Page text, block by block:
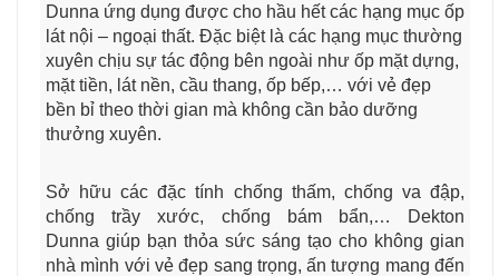
Dunna ứng dụng được cho hầu hết các hạng mục ốp
lát nội – ngoại thất. Đặc biệt là các hạng mục thường
xuyên chịu sự tác động bên ngoài như ốp mặt dựng,
mặt tiền, lát nền, cầu thang, ốp bếp,… với vẻ đẹp
bền bỉ theo thời gian mà không cần bảo dưỡng
thưởng xuyên.
Sở hữu các đặc tính chống thấm, chống va đập,
chống trầy xước, chống bám bẩn,… Dekton
Dunna giúp bạn thỏa sức sáng tạo cho không gian
nhà mình với vẻ đẹp sang trọng, ấn tượng mang đến